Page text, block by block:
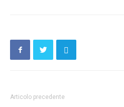
Articolo precedente